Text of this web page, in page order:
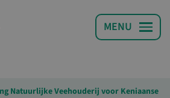
Natuurlijke Veehouderij voor Keniaanse